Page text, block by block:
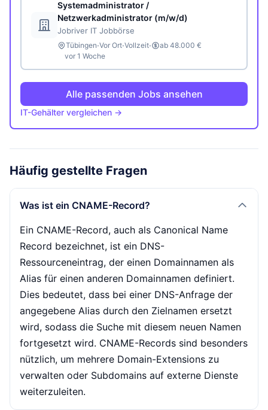
Systemadministrator /
Netzwerkadministrator (m/w/d)
Jobriver IT Jobbörse
Tübingen·Vor Ort·Vollzeit·
ab 48.000 €
vor 1 Woche
Alle passenden Jobs ansehen
IT-Gehälter vergleichen →
Häufig gestellte Fragen
Was ist ein CNAME-Record?
Ein CNAME-Record, auch als Canonical Name
Record bezeichnet, ist ein DNS-
Ressourceneintrag, der einen Domainnamen als
Alias für einen anderen Domainnamen definiert.
Dies bedeutet, dass bei einer DNS-Anfrage der
angegebene Alias durch den Zielnamen ersetzt
wird, sodass die Suche mit diesem neuen Namen
fortgesetzt wird. CNAME-Records sind besonders
nützlich, um mehrere Domain-Extensions zu
verwalten oder Subdomains auf externe Dienste
weiterzuleiten.